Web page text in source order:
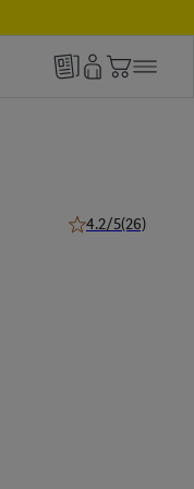
4.2/5(26)